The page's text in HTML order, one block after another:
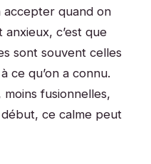
accepter quand on
anxieux, c’est que
sont souvent celles
ce qu’on a connu.
moins fusionnelles,
début, ce calme peut